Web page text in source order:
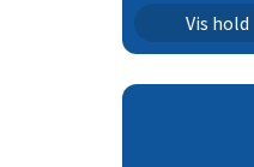
senere
Det bedste
overskride
Vis hold
Dressur |